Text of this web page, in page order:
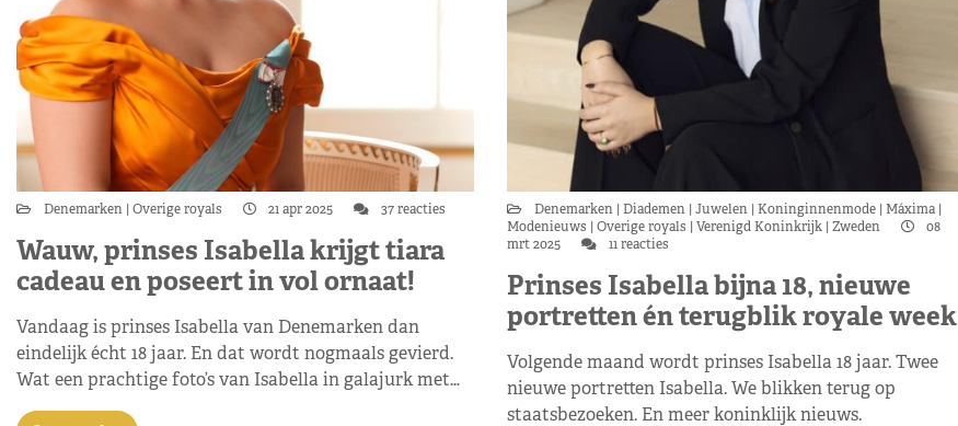
Denemarken Overige royals 21 apr 2025 37 reacties
Wauw, prinses Isabella krijgt tiara
cadeau en poseert in vol ornaat!
Vandaag is prinses Isabella van Denemarken dan
eindelijk écht 18 jaar. En dat wordt nogmaals gevierd.
Wat een prachtige foto’s van Isabella in galajurk met…
Denemarken Diademen Juwelen Koninginnenmode Máxima
Modenieuws
Overige royals Verenigd Koninkrijk Zweden
08
mrt 2025
11 reacties
Prinses Isabella bijna 18, nieuwe
portretten én terugblik royale week
Volgende maand wordt prinses Isabella 18 jaar. Twee
nieuwe portretten Isabella. We blikken terug op
staatsbezoeken. En meer koninklijk nieuws.